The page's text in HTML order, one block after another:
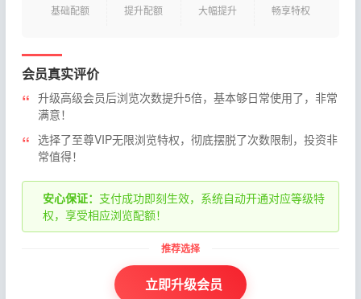
基础配额 提升配额 大幅提升 畅享特权
会员真实评价
升级高级会员后浏览次数提升5倍，基本够日常使用了，非常
满意！
选择了至尊VIP无限浏览特权，彻底摆脱了次数限制，投资非
常值得！
安心保证： 支付成功即刻生效，系统自动开通对应等级特
权，享受相应浏览配额！
立即升级会员